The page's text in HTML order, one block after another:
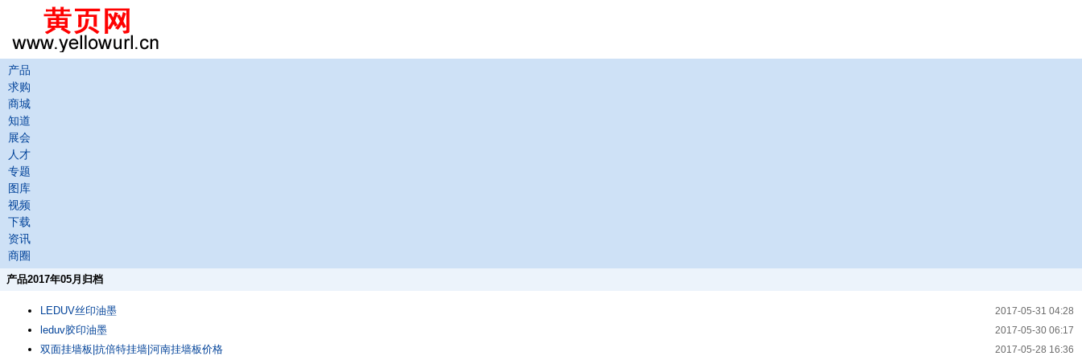
产品
求购
商城
知道
展会
人才
专题
图库
视频
下载
资讯
商圈
产品2017年05月归档
2017-05-31 04:28
LEDUV丝印油墨
2017-05-30 06:17
leduv胶印油墨
2017-05-28 16:36
双面挂墙板|抗倍特挂墙|河南挂墙板价格